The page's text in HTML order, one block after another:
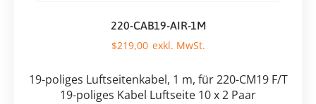
220-CAB19-AIR-1M
$219,00
19-poliges Luftseitenkabel, 1 m, für 220-CM19 F/T
19-poliges Kabel Luftseite 10 x 2 Paar